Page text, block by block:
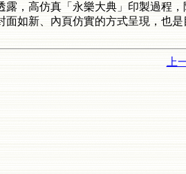
露，高仿真「永樂大典」印製過程
面如新、內頁仿實的方式呈現，也
上